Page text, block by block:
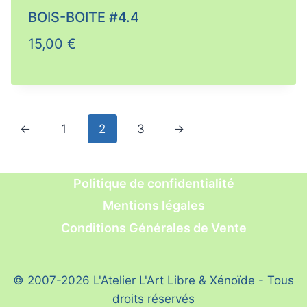
BOIS-BOITE #4.4
15,00 €
← 1 2 3 →
Politique de confidentialité
Mentions légales
Conditions Générales de Vente
© 2007-2026 L'Atelier L'Art Libre & Xénoïde - Tous
droits réservés